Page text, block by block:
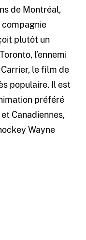
de Montréal,
plutôt un
l’ennemi
le film de
populaire. Il est
préféré
Canadiennes,
Wayne